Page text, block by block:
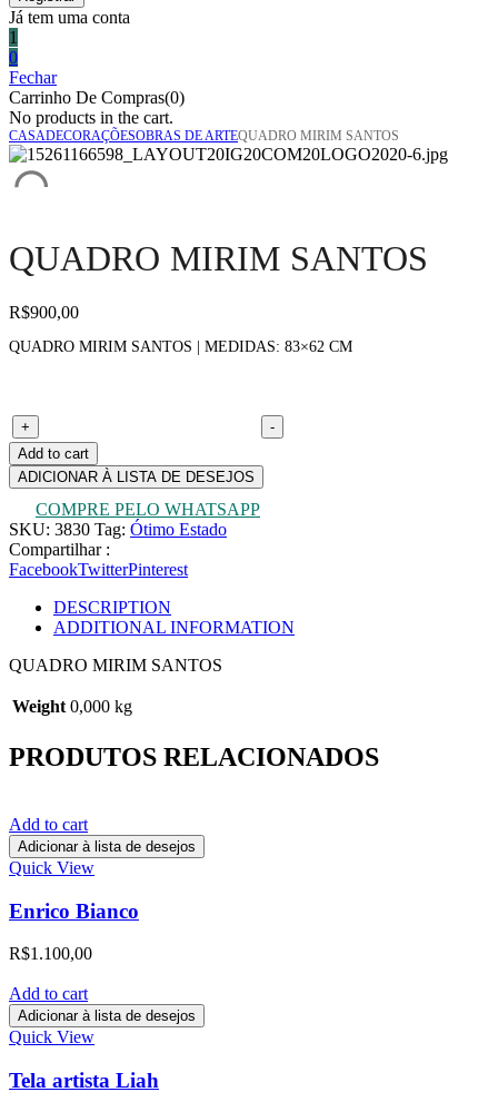
Já tem uma conta
1
0
Fechar
Carrinho De Compras(0)
No products in the cart.
CASADECORAÇÕESOBRAS DE ARTEQUADRO MIRIM SANTOS
QUADRO MIRIM SANTOS
R$900,00
QUADRO MIRIM SANTOS | MEDIDAS: 83×62 CM
+
-
Add to cart
ADICIONAR À LISTA DE DESEJOS
COMPRE PELO WHATSAPP
SKU: 3830 Tag: Ótimo Estado
Compartilhar :
FacebookTwitterPinterest
DESCRIPTION
ADDITIONAL INFORMATION
QUADRO MIRIM SANTOS
Weight 0,000 kg
PRODUTOS RELACIONADOS
Add to cart
Adicionar à lista de desejos
Quick View
Enrico Bianco
R$1.100,00
Add to cart
Adicionar à lista de desejos
Quick View
Tela artista Liah